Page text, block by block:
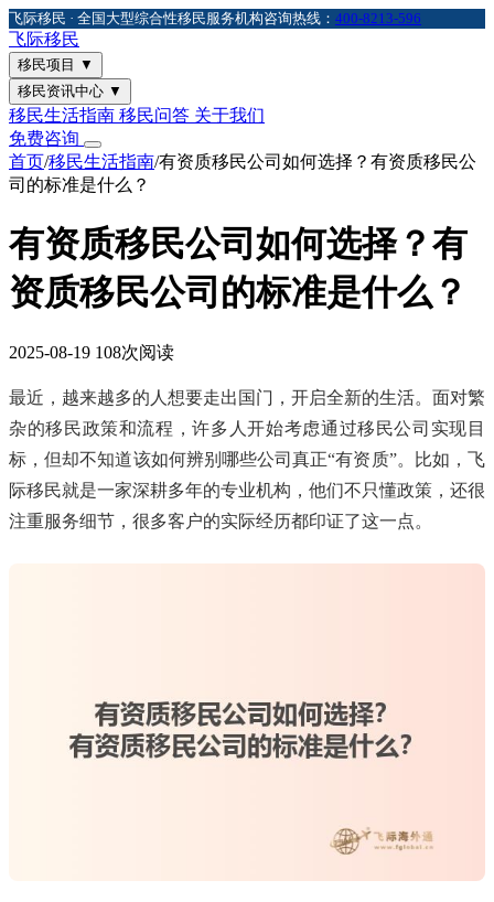
飞际移民 · 全国大型综合性移民服务机构咨询热线： 400-8213-596
飞际移民
移民项目 ▼
移民资讯中心 ▼
移民生活指南 移民问答 关于我们
免费咨询
首页/移民生活指南/有资质移民公司如何选择？有资质移民公
司的标准是什么？
有资质移民公司如何选择？有
资质移民公司的标准是什么？
2025-08-19 108次阅读
最近，越来越多的人想要走出国门，开启全新的生活。面对繁
杂的移民政策和流程，许多人开始考虑通过移民公司实现目
标，但却不知道该如何辨别哪些公司真正“有资质”。比如，飞
际移民就是一家深耕多年的专业机构，他们不只懂政策，还很
注重服务细节，很多客户的实际经历都印证了这一点。